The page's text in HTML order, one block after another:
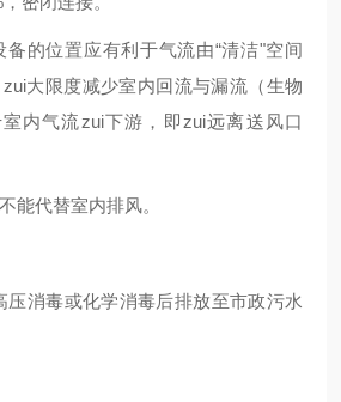
备的位置应有利于气流由“清洁"空间
大限度减少室内回流与漏流（生物
内气流zui下游，即zui远离送风口
能代替室内排风。
压消毒或化学消毒后排放至市政污水